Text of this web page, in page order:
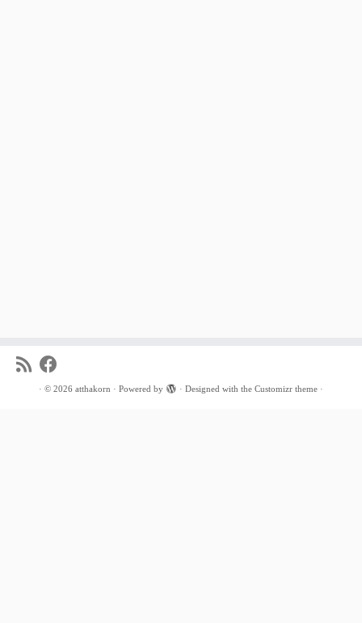
· © 2026 atthakorn · Powered by · Designed with the Customizr theme ·